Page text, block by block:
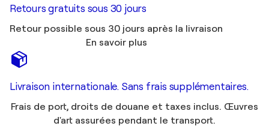
Retours gratuits sous 30 jours
Retour possible sous 30 jours après la livraison
En savoir plus
Livraison internationale. Sans frais supplémentaires.
Frais de port, droits de douane et taxes inclus. Œuvres
d'art assurées pendant le transport.